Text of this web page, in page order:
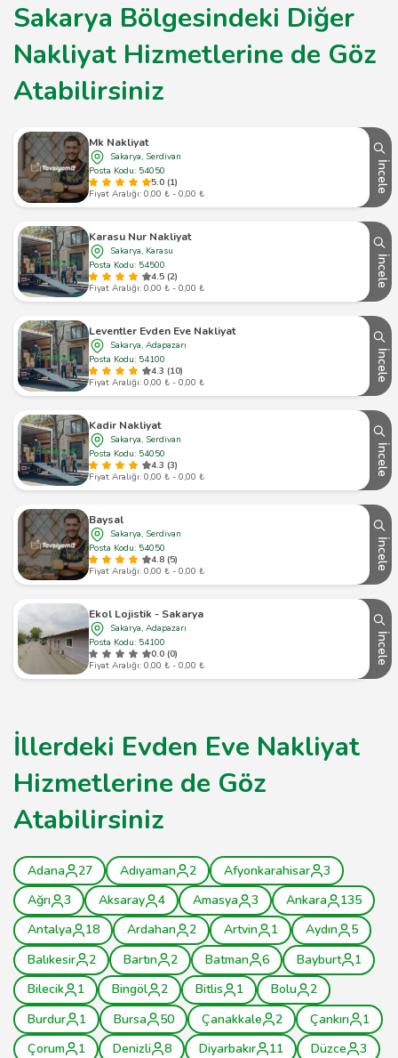
Sakarya Bölgesindeki Diğer
Nakliyat Hizmetlerine de Göz
Atabilirsiniz
Mk Nakliyat
Sakarya, Serdivan
Posta Kodu: 54050
5.0 (1)
Fiyat Aralığı: 0,00 ₺ - 0,00 ₺
İncele
Karasu Nur Nakliyat
Sakarya, Karasu
Posta Kodu: 54500
4.5 (2)
Fiyat Aralığı: 0,00 ₺ - 0,00 ₺
İncele
Leventler Evden Eve Nakliyat
Sakarya, Adapazarı
Posta Kodu: 54100
4.3 (10)
Fiyat Aralığı: 0,00 ₺ - 0,00 ₺
İncele
Kadir Nakliyat
Sakarya, Serdivan
Posta Kodu: 54050
4.3 (3)
Fiyat Aralığı: 0,00 ₺ - 0,00 ₺
İncele
Baysal
Sakarya, Serdivan
Posta Kodu: 54050
4.8 (5)
Fiyat Aralığı: 0,00 ₺ - 0,00 ₺
İncele
Ekol Lojistik - Sakarya
Sakarya, Adapazarı
Posta Kodu: 54100
0.0 (0)
Fiyat Aralığı: 0,00 ₺ - 0,00 ₺
İncele
İllerdeki Evden Eve Nakliyat
Hizmetlerine de Göz
Atabilirsiniz
Adana 27 Adıyaman 2 Afyonkarahisar
3
Ağrı
3 Aksaray 4 Amasya 3 Ankara
135
Antalya
18 Ardahan 2 Artvin 1 Aydın
5
Balıkesir
2 Bartın 2 Batman 6 Bayburt
1
Bilecik
1 Bingöl 2 Bitlis 1 Bolu
2
Burdur
1 Bursa 50 Çanakkale 2 Çankırı
1
Çorum
1 Denizli 8 Diyarbakır 11 Düzce
3